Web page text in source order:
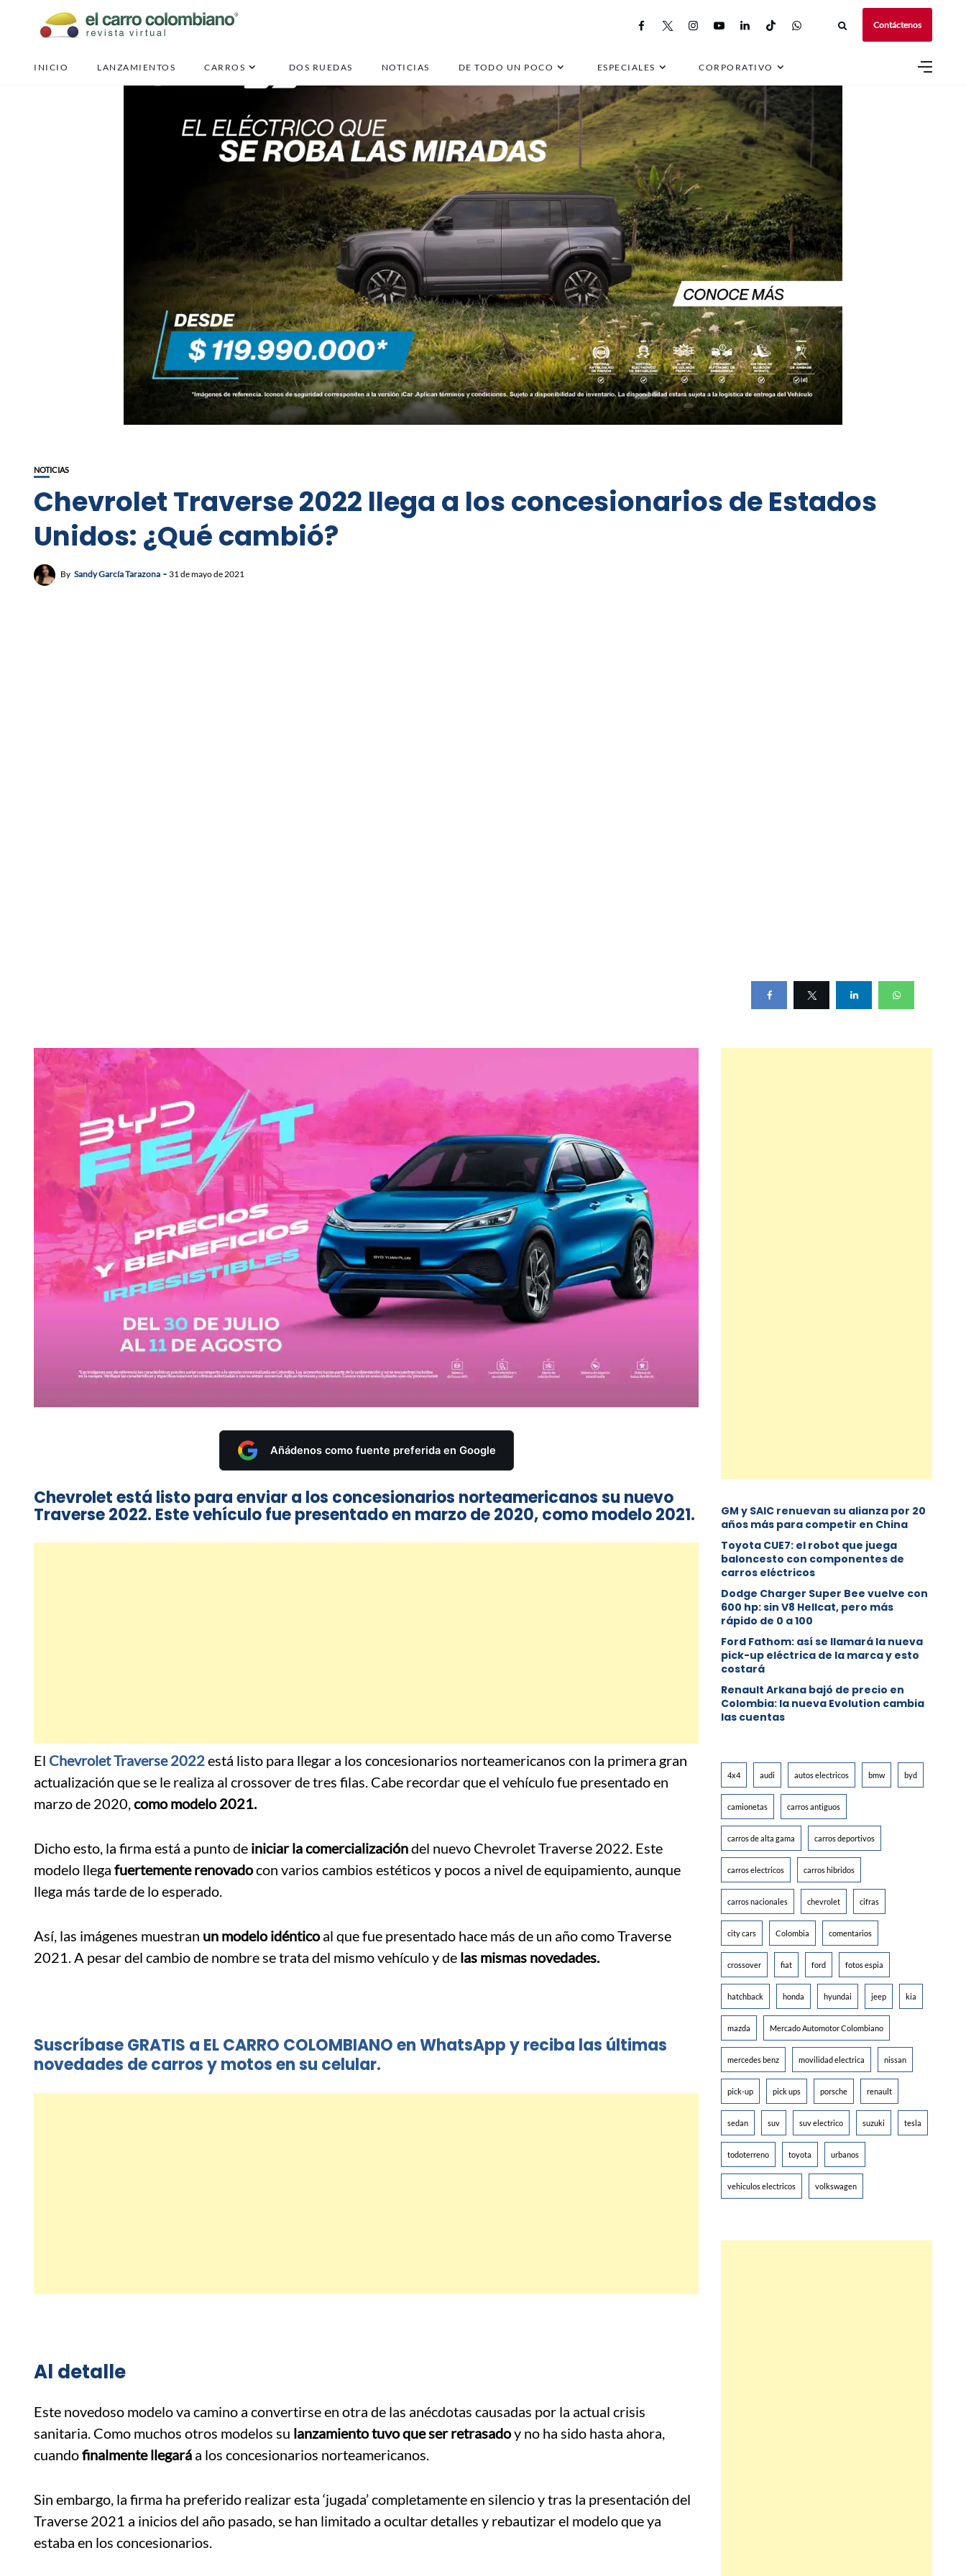
Contáctenos
INICIO LANZAMIENTOS CARROS DOS RUEDAS NOTICIAS DE TODO UN POCO ESPECIALES CORPORATIVO
NOTICIAS
Chevrolet Traverse 2022 llega a los concesionarios de Estados
Unidos: ¿Qué cambió?
By Sandy García Tarazona 31 de mayo de 2021
Añádenos como fuente preferida en Google
Chevrolet está listo para enviar a los concesionarios norteamericanos su nuevo
Traverse 2022. Este vehículo fue presentado en marzo de 2020, como modelo 2021.
El Chevrolet Traverse 2022está listo para llegar a los concesionarios norteamericanos con la primera gran
actualización que se le realiza al crossover de tres filas. Cabe recordar que el vehículo fue presentado en
marzo de 2020,como modelo 2021.
Dicho esto, la firma está a punto de iniciar la comercializacióndel nuevo Chevrolet Traverse 2022. Este
modelo llega fuertemente renovadocon varios cambios estéticos y pocos a nivel de equipamiento, aunque
llega más tarde de lo esperado.
Así, las imágenes muestran un modelo idénticoal que fue presentado hace más de un año como Traverse
2021. A pesar del cambio de nombre se trata del mismo vehículo y de las mismas novedades.
Suscríbase GRATIS a EL CARRO COLOMBIANO en WhatsApp y reciba las últimas
novedades de carros y motos en su celular.
Al detalle
Este novedoso modelo va camino a convertirse en otra de las anécdotas causadas por la actual crisis
sanitaria. Como muchos otros modelos su lanzamiento tuvo que ser retrasadoy no ha sido hasta ahora,
cuandofinalmente llegará a los concesionarios norteamericanos.
Sin embargo, la firma ha preferido realizar esta ‘jugada’ completamente en silencio y tras la presentación del
Traverse 2021 a inicios del año pasado, se han limitado a ocultar detalles y rebautizar el modelo que ya
estaba en los concesionarios.
GM y SAIC renuevan su alianza por 20
años más para competir en China
Toyota CUE7: el robot que juega
baloncesto con componentes de
carros eléctricos
Dodge Charger Super Bee vuelve con
600 hp: sin V8 Hellcat, pero más
rápido de 0 a 100
Ford Fathom: así se llamará la nueva
pick-up eléctrica de la marca y esto
costará
Renault Arkana bajó de precio en
Colombia: la nueva Evolution cambia
las cuentas
4x4 audi autos electricos bmw byd
camionetas carros antiguos
carros de alta gama carros deportivos
carros electricos carros hibridos
carros nacionales chevrolet cifras
city cars Colombia comentarios
crossover fiat ford fotos espia
hatchback honda hyundai jeep kia
mazda Mercado Automotor Colombiano
mercedes benz movilidad electrica nissan
pick-up pick ups porsche renault
sedan suv suv electrico suzuki tesla
todoterreno toyota urbanos
vehiculos electricos volkswagen